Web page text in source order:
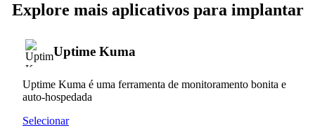
Explore mais aplicativos para implantar
Uptime Kuma
Uptime Kuma é uma ferramenta de monitoramento bonita e
auto-hospedada
Selecionar